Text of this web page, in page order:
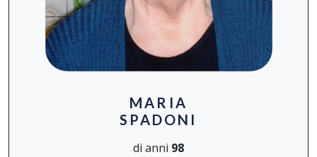
MARIA
SPADONI
di anni 98